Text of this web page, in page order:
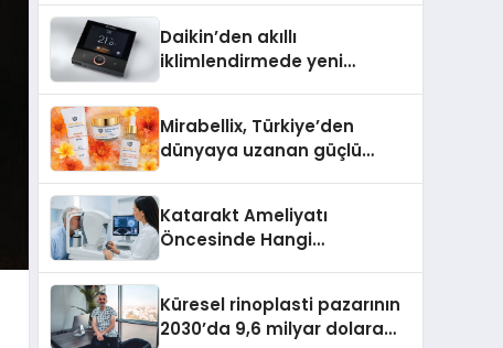
Daikin’den akıllı
iklimlendirmede yeni
Mirabellix, Türkiye’den
dünyaya uzanan güçlü
Katarakt Ameliyatı
Öncesinde Hangi
Küresel rinoplasti pazarının
2030’da 9,6 milyar dolara